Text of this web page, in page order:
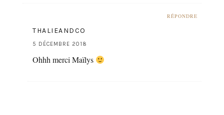
RÉPONDRE
THALIEANDCO
5 DÉCEMBRE 2018
Ohhh merci Maïlys